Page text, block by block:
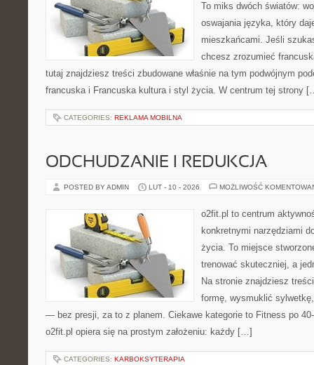
To miks dwóch światów:
oswajania języka, który
mieszkańcami. Jeśli
chcesz zrozumieć
tutaj znajdziesz treści zbudowane właśnie na tym podwójnym
francuska i Francuska kultura i styl życia. W centrum tej strony
CATEGORIES: REKLAMA MOBILNA
ODCHUDZANIE I REDUKCJA
POSTED BY ADMIN LUT - 10 - 2026 MOŻLIWOŚĆ
o2fit.pl to centrum
konkretnymi narzędziami
życia. To miejsce
trenować skuteczniej, a
Na stronie znajdziesz
formę, wysmuklić
— bez presji, za to z planem. Ciekawe kategorie to Fitness po
o2fit.pl opiera się na prostym założeniu: każdy […]
CATEGORIES: KARBOKSYTERAPIA